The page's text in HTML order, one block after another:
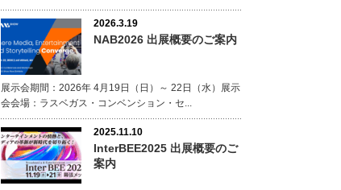
2026.3.19
NAB2026 出展概要のご案内
展示会期間：2026年 4月19日（日）～ 22日（水）展示
会会場：ラスベガス・コンベンション・セ...
2025.11.10
InterBEE2025 出展概要のご
案内